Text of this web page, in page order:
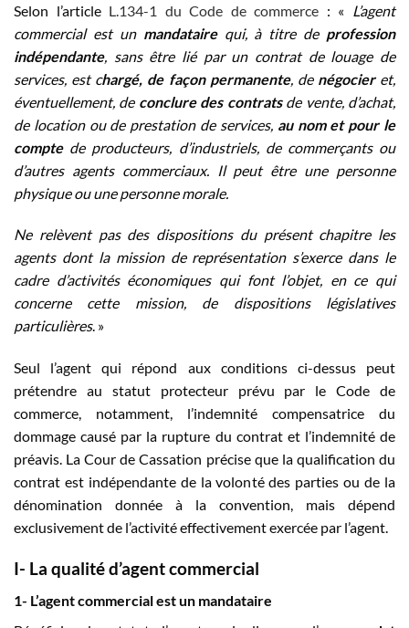
Selon l’article L.134-1 du Code de commerce : «
L’agent
commercial est un mandatairequi, à titre de profession
indépendante, sans être lié par un contrat de louage de
services, est chargé, de façon permanente, de négocieret,
éventuellement, de conclure des contratsde vente, d’achat,
de location ou de prestation de services, au nom et pour le
comptede producteurs, d’industriels, de commerçants ou
d’autres agents commerciaux. Il peut être une personne
physique ou une personne morale.
Ne relèvent pas des dispositions du présent chapitre les
agents dont la mission de représentation s’exerce dans le
cadre d’activités économiques qui font l’objet, en ce qui
concerne cette mission, de dispositions législatives
particulières. »
Seul l’agent qui répond aux conditions ci-dessus peut
prétendre au statut protecteur prévu par le Code de
commerce, notamment, l’indemnité compensatrice du
dommage causé par la rupture du contrat et l’indemnité de
préavis. La Cour de Cassation précise que la qualification du
contrat est indépendante de la volonté des parties ou de la
dénomination donnée à la convention, mais dépend
exclusivement de l’activité effectivement exercée par l’agent.
I- La qualité d’agent commercial
1- L’agent commercial est un mandataire